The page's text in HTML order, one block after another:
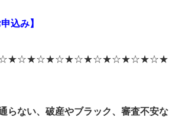
込み】
らない、破産やブラック、審査不安な